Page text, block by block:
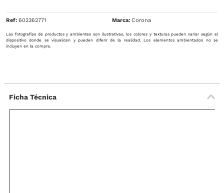
Ref: 602362771 Corona
Las fotografías de productos y ambientes son ilustrativas, los colores y texturas pueden variar según el
dispositivo donde se visualicen y pueden diferir de la realidad. Los elementos ambientados no se
incluyen en la compra.
Ficha Técnica